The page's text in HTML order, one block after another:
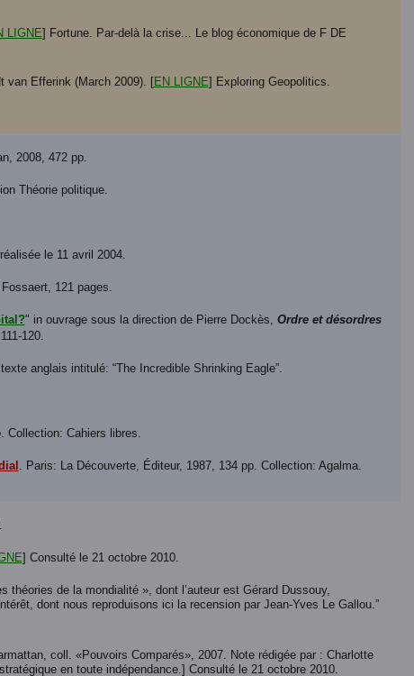
LIGNE] Fortune. Par-delà la crise... Le blog économique de F DE
van Efferink (March 2009). [EN LIGNE] Exploring Geopolitics.
2008, 472 pp.
Théorie politique.
le 11 avril 2004.
121 pages.
" in ouvrage sous la direction de Pierre Dockès, Ordre et désordres
120.
anglais intitulé: “The Incredible Shrinking Eagle”.
Collection: Cahiers libres.
. Paris: La Découverte, Éditeur, 1987, 134 pp. Collection: Agalma.
] Consulté le 21 octobre 2010.
théories de la mondialité », dont l’auteur est Gérard Dussouy,
dont nous reproduisons ici la recension par Jean-Yves Le Gallou.”
coll. «Pouvoirs Comparés», 2007. Note rédigée par : Charlotte
en toute indépendance.] Consulté le 21 octobre 2010.